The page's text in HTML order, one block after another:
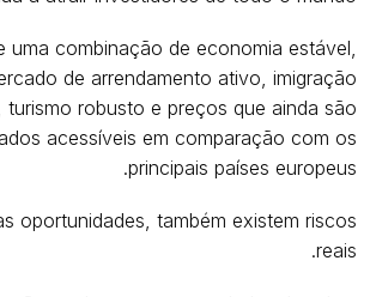
uma combinação de economia estável,
de arrendamento ativo, imigração
turismo robusto e preços que ainda são
acessíveis em comparação com os
principais países europeus.
oportunidades, também existem riscos
reais.